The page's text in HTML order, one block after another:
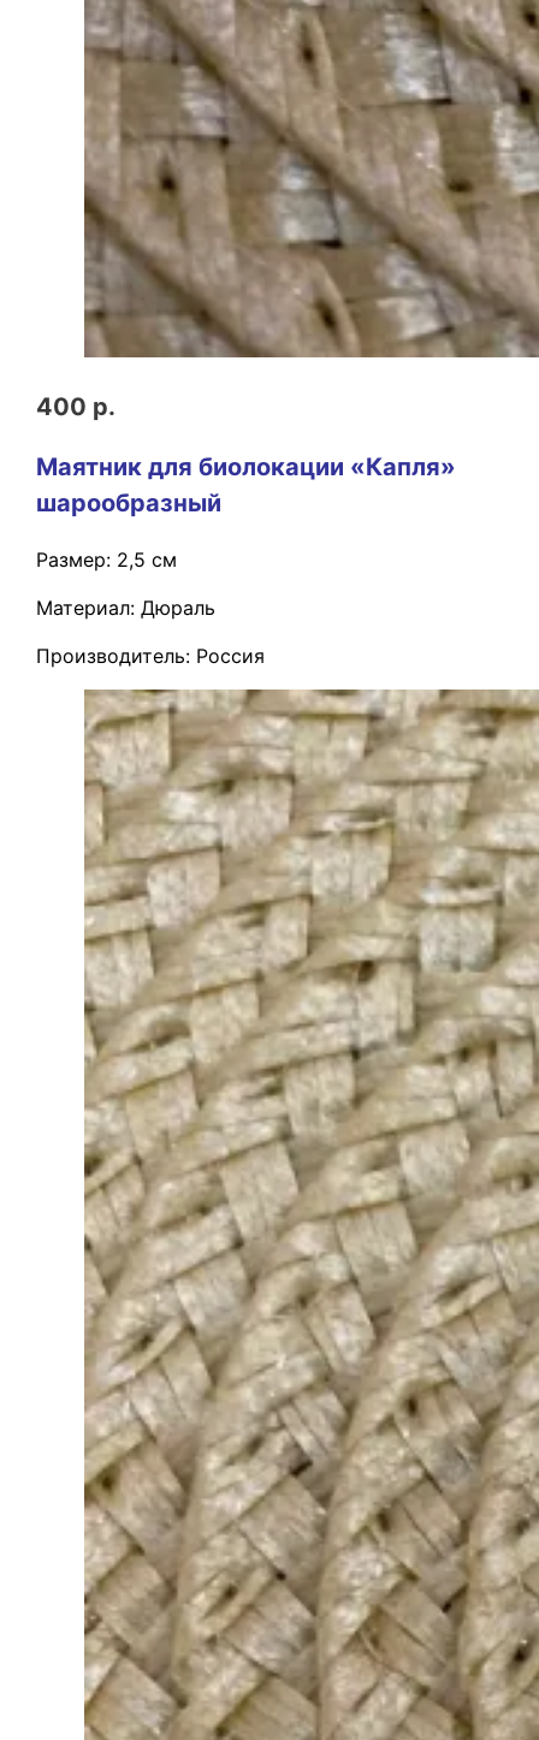
400 р.
Маятник для биолокации «Капля»
шарообразный
Размер: 2,5 см
Материал: Дюраль
Производитель: Россия